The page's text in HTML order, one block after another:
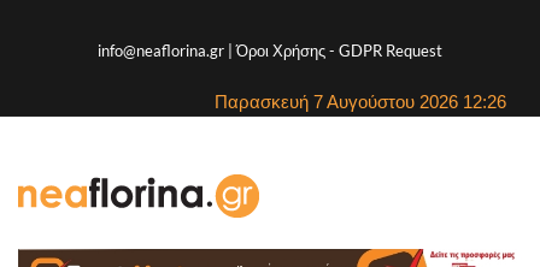
info@neaflorina.gr |Όροι Χρήσης- GDPR Request
Παρασκευή 7 Αυγούστου 2026 12:26